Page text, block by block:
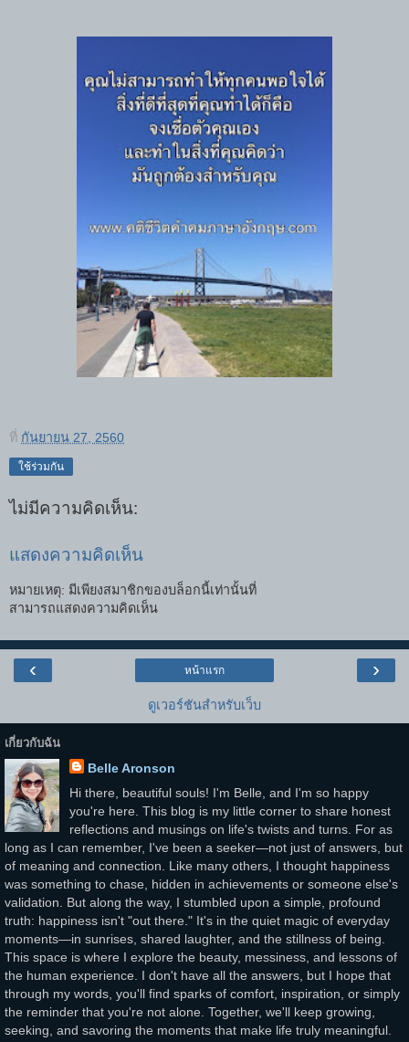
ที่ กันยายน 27, 2560
ใช้ร่วมกัน
ไม่มีความคิดเห็น:
แสดงความคิดเห็น
หมายเหตุ: มีเพียงสมาชิกของบล็อกนี้เท่านั้นที่
สามารถแสดงความคิดเห็น
‹ ›
หน้าแรก
ดูเวอร์ชันสำหรับเว็บ
เกี่ยวกับฉัน
Belle Aronson
Hi there, beautiful souls! I'm Belle, and I'm so happy
you're here. This blog is my little corner to share honest
reflections and musings on life's twists and turns. For as
long as I can remember, I've been a seeker—not just of answers, but
of meaning and connection. Like many others, I thought happiness
was something to chase, hidden in achievements or someone else's
validation. But along the way, I stumbled upon a simple, profound
truth: happiness isn't "out there." It's in the quiet magic of everyday
moments—in sunrises, shared laughter, and the stillness of being.
This space is where I explore the beauty, messiness, and lessons of
the human experience. I don't have all the answers, but I hope that
through my words, you'll find sparks of comfort, inspiration, or simply
the reminder that you're not alone. Together, we'll keep growing,
seeking, and savoring the moments that make life truly meaningful.